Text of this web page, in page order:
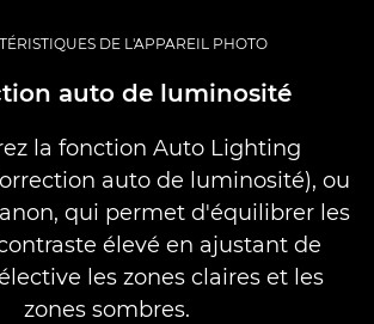
Vidéo et photographie professionnelles
Banque d'informations : source d'informations sur la photographie
DE L'APPAREIL PHOTO
auto de luminosité
la fonction Auto Lighting
auto de luminosité), ou
qui permet d'équilibrer les
élevé en ajustant de
les zones claires et les
zones sombres.